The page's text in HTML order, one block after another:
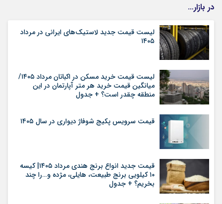
در بازار…
لیست قیمت جدید لاستیک‌های ایرانی در مرداد
۱۴۰۵
لیست قیمت خرید مسکن در اکباتان مرداد ۱۴۰۵/
میانگین قیمت خرید هر متر آپارتمان در این
منطقه چقدر است؟ + جدول
قیمت سرویس پکیج شوفاژ دیواری در سال ۱۴۰۵
قیمت جدید انواع برنج هندی مرداد ۱۴۰۵| کیسه
۱۰ کیلویی برنج طبیعت، هایلی، مژده و…را چند
بخریم؟ + جدول